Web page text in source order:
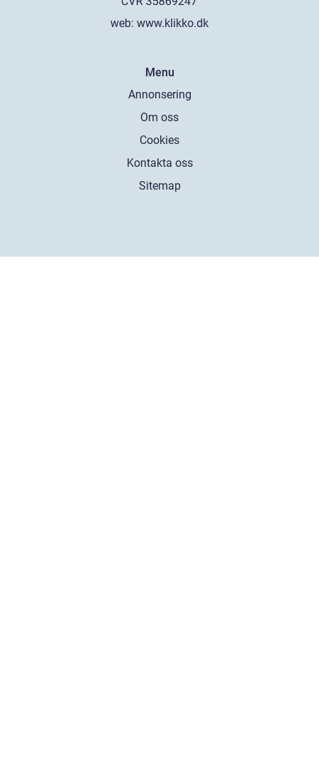
web: www.klikko.dk
Menu
Annonsering
Om oss
Cookies
Kontakta oss
Sitemap